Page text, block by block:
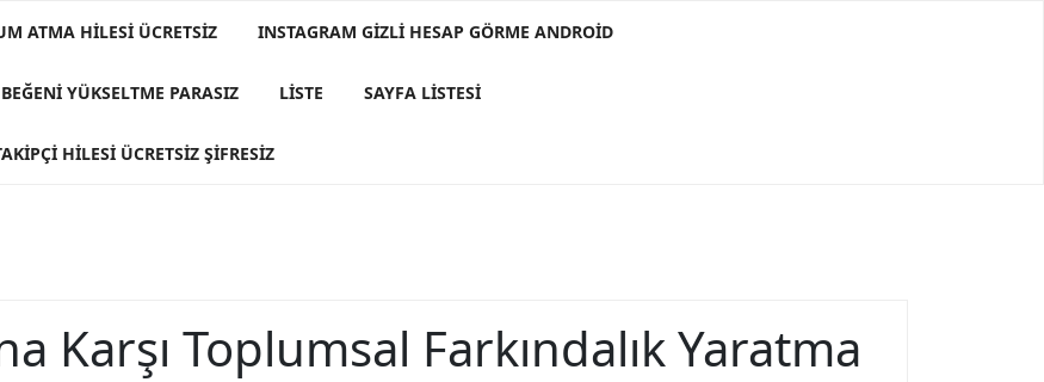
ATMA HILESI ÜCRETSIZ INSTAGRAM GIZLI HESAP GÖRME ANDROID
YÜKSELTME PARASIZ LISTE SAYFA LISTESI
HILESI ÜCRETSIZ ŞIFRESIZ
Karşı Toplumsal Farkındalık Yaratma